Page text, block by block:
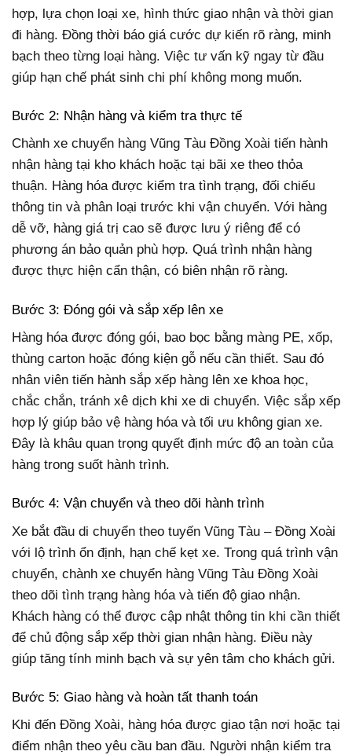
hợp, lựa chọn loại xe, hình thức giao nhận và thời gian
đi hàng. Đồng thời báo giá cước dự kiến rõ ràng, minh
bạch theo từng loại hàng. Việc tư vấn kỹ ngay từ đầu
giúp hạn chế phát sinh chi phí không mong muốn.
Bước 2: Nhận hàng và kiểm tra thực tế
Chành xe chuyển hàng Vũng Tàu Đồng Xoài tiến hành
nhận hàng tại kho khách hoặc tại bãi xe theo thỏa
thuận. Hàng hóa được kiểm tra tình trạng, đối chiếu
thông tin và phân loại trước khi vận chuyển. Với hàng
dễ vỡ, hàng giá trị cao sẽ được lưu ý riêng để có
phương án bảo quản phù hợp. Quá trình nhận hàng
được thực hiện cẩn thận, có biên nhận rõ ràng.
Bước 3: Đóng gói và sắp xếp lên xe
Hàng hóa được đóng gói, bao bọc bằng màng PE, xốp,
thùng carton hoặc đóng kiện gỗ nếu cần thiết. Sau đó
nhân viên tiến hành sắp xếp hàng lên xe khoa học,
chắc chắn, tránh xê dịch khi xe di chuyển. Việc sắp xếp
hợp lý giúp bảo vệ hàng hóa và tối ưu không gian xe.
Đây là khâu quan trọng quyết định mức độ an toàn của
hàng trong suốt hành trình.
Bước 4: Vận chuyển và theo dõi hành trình
Xe bắt đầu di chuyển theo tuyến Vũng Tàu – Đồng Xoài
với lộ trình ổn định, hạn chế kẹt xe. Trong quá trình vận
chuyển, chành xe chuyển hàng Vũng Tàu Đồng Xoài
theo dõi tình trạng hàng hóa và tiến độ giao nhận.
Khách hàng có thể được cập nhật thông tin khi cần thiết
để chủ động sắp xếp thời gian nhận hàng. Điều này
giúp tăng tính minh bạch và sự yên tâm cho khách gửi.
Bước 5: Giao hàng và hoàn tất thanh toán
Khi đến Đồng Xoài, hàng hóa được giao tận nơi hoặc tại
điểm nhận theo yêu cầu ban đầu. Người nhận kiểm tra